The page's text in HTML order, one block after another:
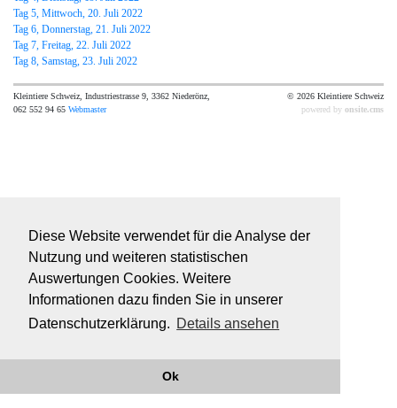
Diese Website verwendet für die Analyse der
Nutzung und weiteren statistischen
Auswertungen Cookies. Weitere
Informationen dazu finden Sie in unserer
Datenschutzerklärung. Details ansehen
Ok
Tag 5, Mittwoch, 20. Juli 2022
Tag 6, Donnerstag, 21. Juli 2022
Tag 7, Freitag, 22. Juli 2022
Tag 8, Samstag, 23. Juli 2022
Kleintiere Schweiz, Industriestrasse 9, 3362 Niederönz,
062 552 94 65 Webmaster
© 2026 Kleintiere Schweiz
powered by onsite.cms